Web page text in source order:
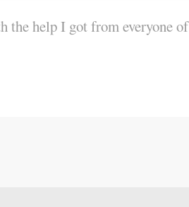
the help I got from everyone of